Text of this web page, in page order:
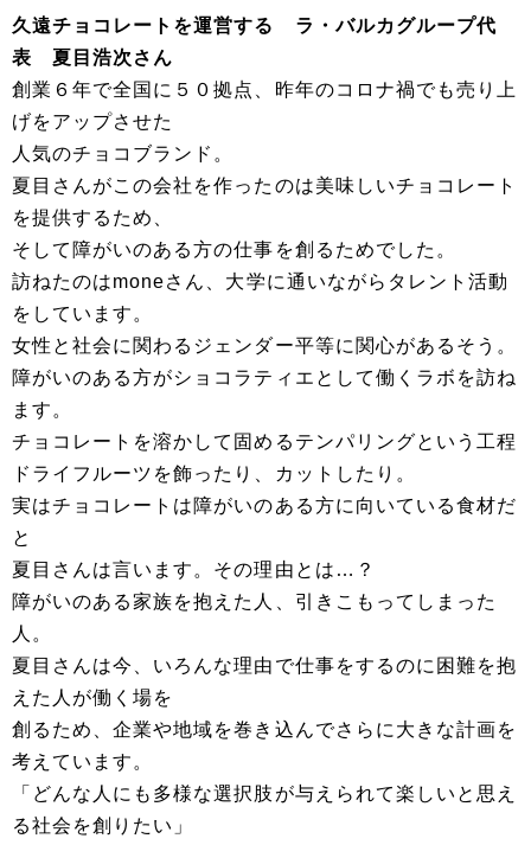
久遠チョコレートを運営する ラ・バルカグループ代
表 夏目浩次さん
創業６年で全国に５０拠点、昨年のコロナ禍でも売り上
げをアップさせた
人気のチョコブランド。
夏目さんがこの会社を作ったのは美味しいチョコレート
を提供するため、
そして障がいのある方の仕事を創るためでした。
訪ねたのはmoneさん、大学に通いながらタレント活動
をしています。
女性と社会に関わるジェンダー平等に関心があるそう。
障がいのある方がショコラティエとして働くラボを訪ね
ます。
チョコレートを溶かして固めるテンパリングという工程
ドライフルーツを飾ったり、カットしたり。
実はチョコレートは障がいのある方に向いている食材だ
と
夏目さんは言います。その理由とは…？
障がいのある家族を抱えた人、引きこもってしまった
人。
夏目さんは今、いろんな理由で仕事をするのに困難を抱
えた人が働く場を
創るため、企業や地域を巻き込んでさらに大きな計画を
考えています。
「どんな人にも多様な選択肢が与えられて楽しいと思え
る社会を創りたい」